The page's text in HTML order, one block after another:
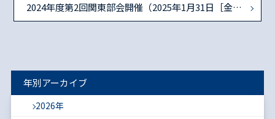
2024年度第2回関東部会開催（2025年1月31日［金］＠武蔵大学）
年別アーカイブ
2026年